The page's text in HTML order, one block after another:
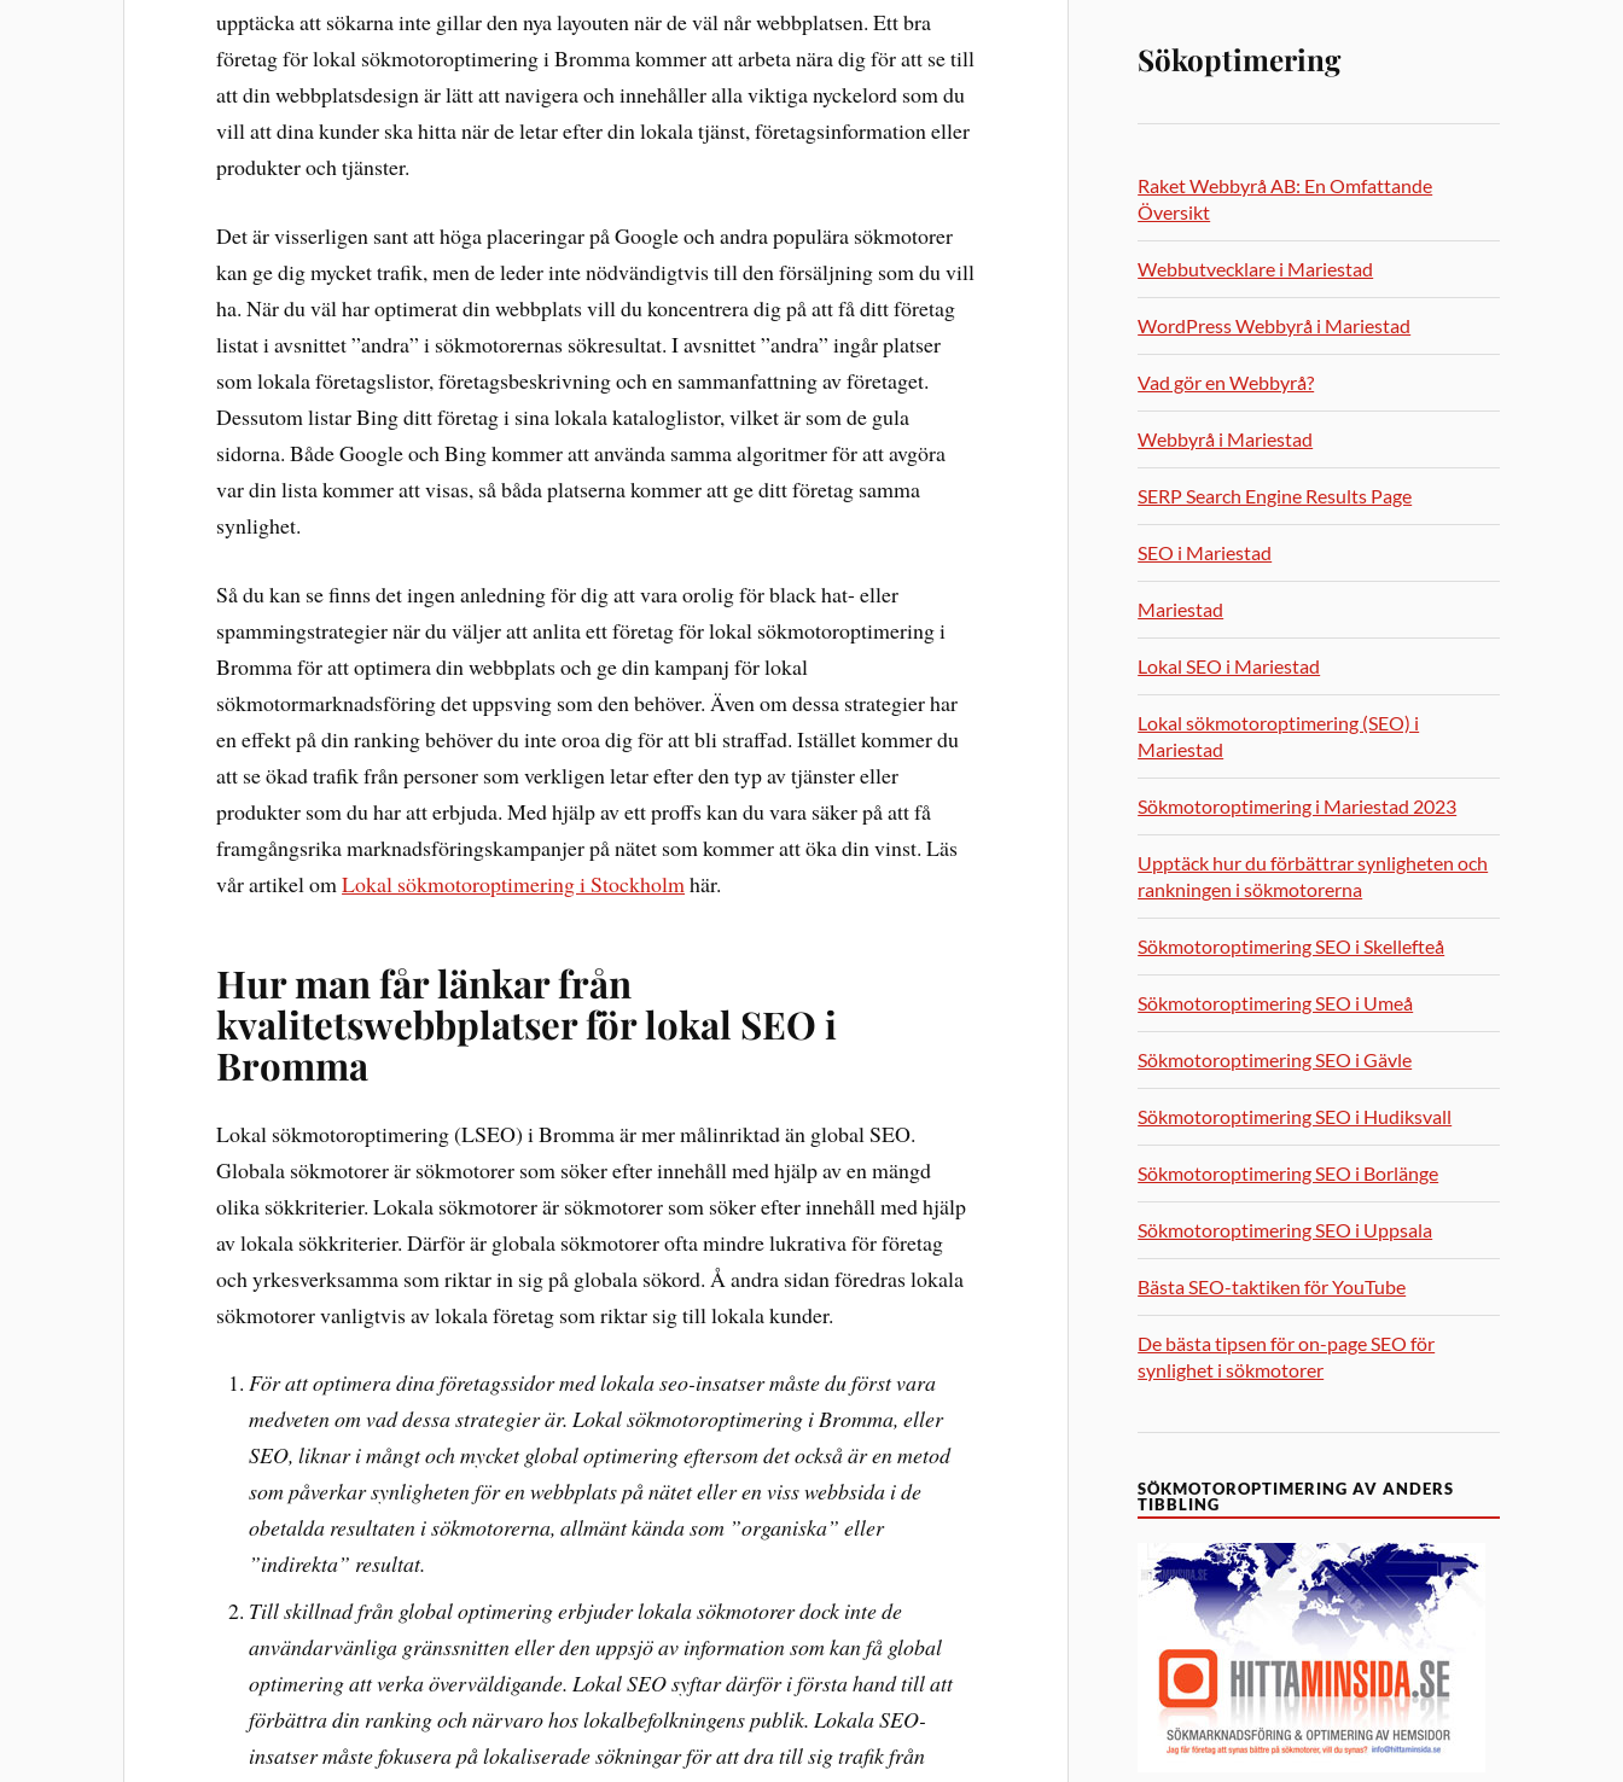
upptäcka att sökarna inte gillar den nya layouten när de väl når webbplatsen. Ett bra
företag för lokal sökmotoroptimering i Bromma kommer att arbeta nära dig för att se till
att din webbplatsdesign är lätt att navigera och innehåller alla viktiga nyckelord som du
vill att dina kunder ska hitta när de letar efter din lokala tjänst, företagsinformation eller
produkter och tjänster.
Det är visserligen sant att höga placeringar på Google och andra populära sökmotorer
kan ge dig mycket trafik, men de leder inte nödvändigtvis till den försäljning som du vill
ha. När du väl har optimerat din webbplats vill du koncentrera dig på att få ditt företag
listat i avsnittet ”andra” i sökmotorernas sökresultat. I avsnittet ”andra” ingår platser
som lokala företagslistor, företagsbeskrivning och en sammanfattning av företaget.
Dessutom listar Bing ditt företag i sina lokala kataloglistor, vilket är som de gula
sidorna. Både Google och Bing kommer att använda samma algoritmer för att avgöra
var din lista kommer att visas, så båda platserna kommer att ge ditt företag samma
synlighet.
Så du kan se finns det ingen anledning för dig att vara orolig för black hat- eller
spammingstrategier när du väljer att anlita ett företag för lokal sökmotoroptimering i
Bromma för att optimera din webbplats och ge din kampanj för lokal
sökmotormarknadsföring det uppsving som den behöver. Även om dessa strategier har
en effekt på din ranking behöver du inte oroa dig för att bli straffad. Istället kommer du
att se ökad trafik från personer som verkligen letar efter den typ av tjänster eller
produkter som du har att erbjuda. Med hjälp av ett proffs kan du vara säker på att få
framgångsrika marknadsföringskampanjer på nätet som kommer att öka din vinst. Läs
vår artikel omLokal sökmotoroptimering i Stockholm här.
Hur man får länkar från
kvalitetswebbplatser för lokal SEO i
Bromma
Lokal sökmotoroptimering (LSEO) i Bromma är mer målinriktad än global SEO.
Globala sökmotorer är sökmotorer som söker efter innehåll med hjälp av en mängd
olika sökkriterier. Lokala sökmotorer är sökmotorer som söker efter innehåll med hjälp
av lokala sökkriterier. Därför är globala sökmotorer ofta mindre lukrativa för företag
och yrkesverksamma som riktar in sig på globala sökord. Å andra sidan föredras lokala
sökmotorer vanligtvis av lokala företag som riktar sig till lokala kunder.
För att optimera dina företagssidor med lokala seo-insatser måste du först vara
medveten om vad dessa strategier är. Lokal sökmotoroptimering i Bromma, eller
SEO, liknar i mångt och mycket global optimering eftersom det också är en metod
som påverkar synligheten för en webbplats på nätet eller en viss webbsida i de
obetalda resultaten i sökmotorerna, allmänt kända som ”organiska” eller
”indirekta” resultat.
Till skillnad från global optimering erbjuder lokala sökmotorer dock inte de
användarvänliga gränssnitten eller den uppsjö av information som kan få global
optimering att verka överväldigande. Lokal SEO syftar därför i första hand till att
förbättra din ranking och närvaro hos lokalbefolkningens publik. Lokala SEO-
insatser måste fokusera på lokaliserade sökningar för att dra till sig trafik från
Sökoptimering
Raket Webbyrå AB: En Omfattande
Översikt
Webbutvecklare i Mariestad
WordPress Webbyrå i Mariestad
Vad gör en Webbyrå?
Webbyrå i Mariestad
SERP Search Engine Results Page
SEO i Mariestad
Mariestad
Lokal SEO i Mariestad
Lokal sökmotoroptimering (SEO) i
Mariestad
Sökmotoroptimering i Mariestad 2023
Upptäck hur du förbättrar synligheten och
rankningen i sökmotorerna
Sökmotoroptimering SEO i Skellefteå
Sökmotoroptimering SEO i Umeå
Sökmotoroptimering SEO i Gävle
Sökmotoroptimering SEO i Hudiksvall
Sökmotoroptimering SEO i Borlänge
Sökmotoroptimering SEO i Uppsala
Bästa SEO-taktiken för YouTube
De bästa tipsen för on-page SEO för
synlighet i sökmotorer
SÖKMOTOROPTIMERING AV ANDERS
TIBBLING